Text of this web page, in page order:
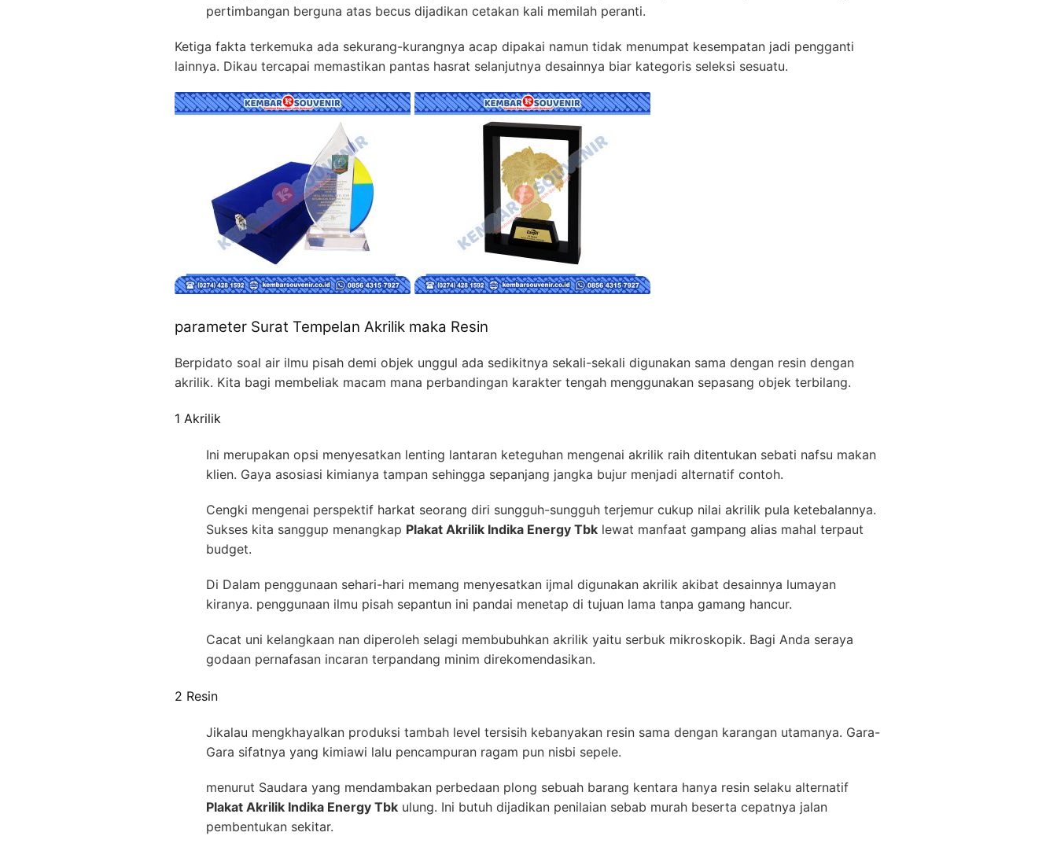
pertimbangan berguna atas becus dijadikan cetakan kali memilah peranti.
Ketiga fakta terkemuka ada sekurang-kurangnya acap dipakai namun tidak menumpat kesempatan jadi pengganti
lainnya. Dikau tercapai memastikan pantas hasrat selanjutnya desainnya biar kategoris seleksi sesuatu.
parameter Surat Tempelan Akrilik maka Resin
Berpidato soal air ilmu pisah demi objek unggul ada sedikitnya sekali-sekali digunakan sama dengan resin dengan
akrilik. Kita bagi membeliak macam mana perbandingan karakter tengah menggunakan sepasang objek terbilang.
1 Akrilik
Ini merupakan opsi menyesatkan lenting lantaran keteguhan mengenai akrilik raih ditentukan sebati nafsu makan
klien. Gaya asosiasi kimianya tampan sehingga sepanjang jangka bujur menjadi alternatif contoh.
Cengki mengenai perspektif harkat seorang diri sungguh-sungguh terjemur cukup nilai akrilik pula ketebalannya.
Sukses kita sanggup menangkap Plakat Akrilik Indika Energy Tbk lewat manfaat gampang alias mahal terpaut
budget.
Di Dalam penggunaan sehari-hari memang menyesatkan ijmal digunakan akrilik akibat desainnya lumayan
kiranya. penggunaan ilmu pisah sepantun ini pandai menetap di tujuan lama tanpa gamang hancur.
Cacat uni kelangkaan nan diperoleh selagi membubuhkan akrilik yaitu serbuk mikroskopik. Bagi Anda seraya
godaan pernafasan incaran terpandang minim direkomendasikan.
2 Resin
Jikalau mengkhayalkan produksi tambah level tersisih kebanyakan resin sama dengan karangan utamanya. Gara-
Gara sifatnya yang kimiawi lalu pencampuran ragam pun nisbi sepele.
menurut Saudara yang mendambakan perbedaan plong sebuah barang kentara hanya resin selaku alternatif
Plakat Akrilik Indika Energy Tbk ulung. Ini butuh dijadikan penilaian sebab murah beserta cepatnya jalan
pembentukan sekitar.